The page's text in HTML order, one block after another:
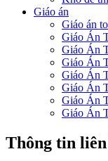
Giáo án
Giáo án
Giáo Án
Giáo Án
Giáo Án
Giáo Án
Giáo Án
Giáo Án
Giáo Án
Thông tin liên